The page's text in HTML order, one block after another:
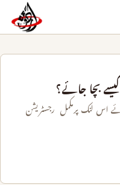
بچا جائے؟
اس لنک پرمکمل رجسٹریشن